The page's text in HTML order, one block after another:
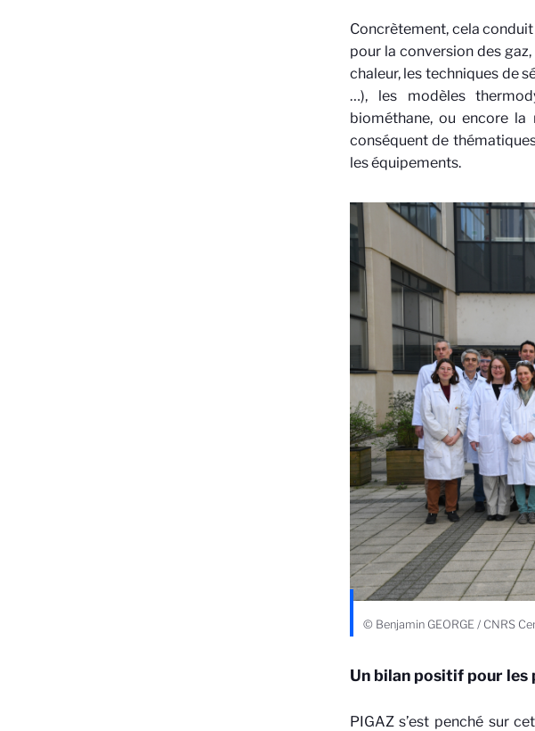
Concrètement, cela
pour la conversion des
chaleur, les techniques de
…), les modèles
biométhane, ou encore la
conséquent de
les équipements.
© Benjamin GEORGE / CNRS
Un bilan positif pour les
PIGAZ s’est penché sur